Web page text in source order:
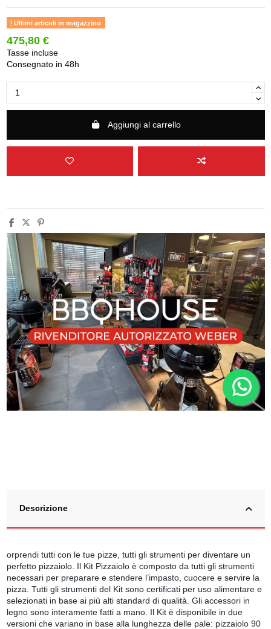
Ultimi articoli in magazzino
475,80 €
Tasse incluse
Consegnato in 48h
Aggiungi al carrello
Descrizione
orprendi tutti con le tue pizze, tutti gli strumenti per diventare un
perfetto pizzaiolo. Il Kit Pizzaiolo è composto da tutti gli strumenti
necessari per preparare e stendere l’impasto, cuocere e servire la
pizza. Tutti gli strumenti del Kit sono certificati per uso alimentare e
selezionati in base ai più alti standard di qualità. Gli accessori in
legno sono interamente fatti a mano. Il Kit è disponibile in due
versioni che variano in base alla lunghezza delle pale: pizzaiolo 90